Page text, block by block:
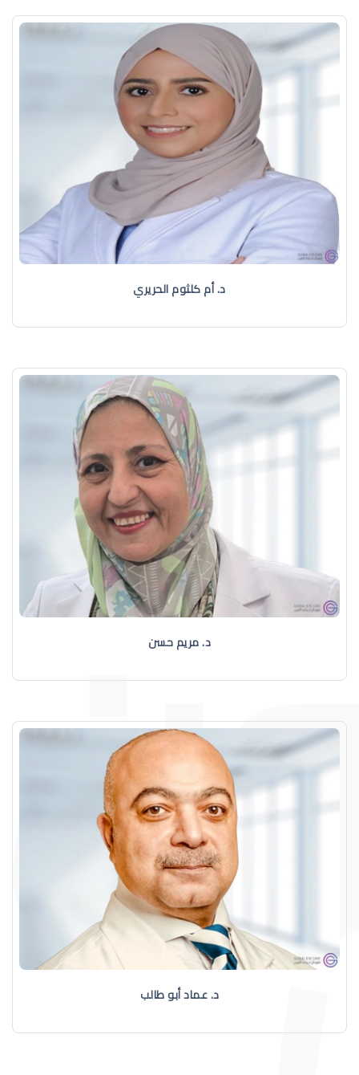
د. أم كلثوم الحريري
د. مريم حسن
د. عماد أبو طالب